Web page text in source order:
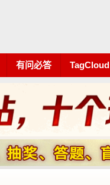
有问必答 TagCloud